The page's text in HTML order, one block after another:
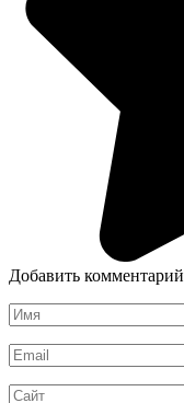
Добавить комментарий
Имя
*
Email
*
Сайт